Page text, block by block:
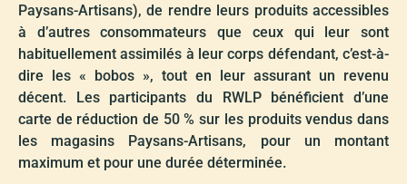
Paysans-Artisans), de rendre leurs produits accessibles
à d’autres consommateurs que ceux qui leur sont
habituellement assimilés à leur corps défendant, c’est-à-
dire les « bobos », tout en leur assurant un revenu
décent. Les participants du RWLP bénéficient d’une
carte de réduction de 50 % sur les produits vendus dans
les magasins Paysans-Artisans, pour un montant
maximum et pour une durée déterminée.